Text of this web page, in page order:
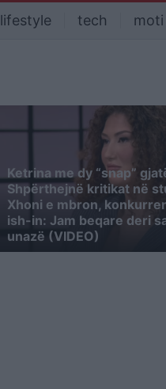
lifestyle tech moti
Ketrina me dy “snap”
Shpërthejnë kritikat në
Xhoni e mbron,
ish-in: Jam beqare deri
unazë (VIDEO)